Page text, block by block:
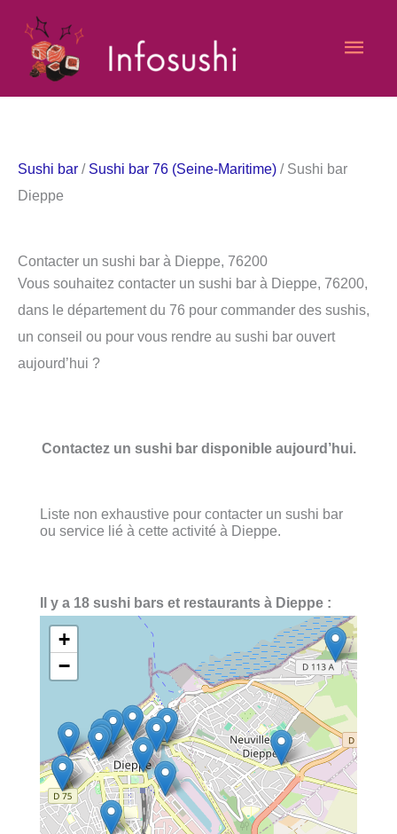
contenu
Sushi bar / Sushi bar 76 (Seine-Maritime) / Sushi bar
Dieppe
Contacter un sushi bar à Dieppe, 76200
Vous souhaitez contacter un sushi bar à Dieppe, 76200,
dans le département du 76 pour commander des sushis,
un conseil ou pour vous rendre au sushi bar ouvert
aujourd’hui ?
Contactez un sushi bar disponible aujourd’hui.
Liste non exhaustive pour contacter un sushi bar
ou service lié à cette activité à Dieppe.
Il y a 18 sushi bars et restaurants à Dieppe :
+
−